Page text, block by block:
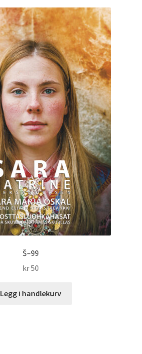
Š–99
kr50
Legg i handlekurv